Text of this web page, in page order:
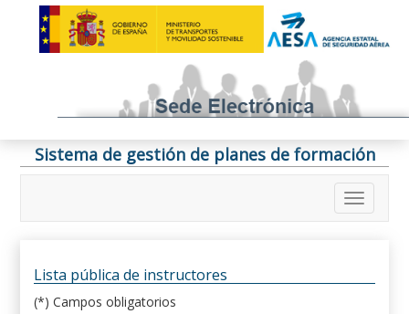
Sistema de gestión de planes de formación
Lista pública de instructores
(*) Campos obligatorios